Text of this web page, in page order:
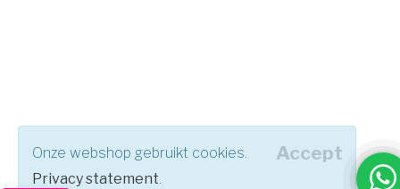
Accept
Onze webshop gebruikt cookies.
Privacy statement.